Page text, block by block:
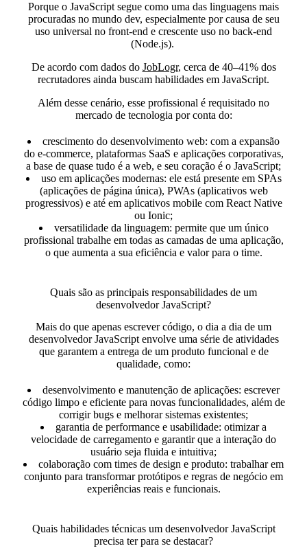
Porque o JavaScript segue como uma das linguagens mais
procuradas no mundo dev, especialmente por causa de seu
uso universal no front-end e crescente uso no back-end
(Node.js).
De acordo com dados do JobLogr, cerca de 40–41% dos
recrutadores ainda buscam habilidades em JavaScript.
Além desse cenário, esse profissional é requisitado no
mercado de tecnologia por conta do:
crescimento do desenvolvimento web: com a expansão
do e-commerce, plataformas SaaS e aplicações corporativas,
a base de quase tudo é a web, e seu coração é o JavaScript;
uso em aplicações modernas: ele está presente em SPAs
(aplicações de página única), PWAs (aplicativos web
progressivos) e até em aplicativos mobile com React Native
ou Ionic;
versatilidade da linguagem: permite que um único
profissional trabalhe em todas as camadas de uma aplicação,
o que aumenta a sua eficiência e valor para o time.
Quais são as principais responsabilidades de um
desenvolvedor JavaScript?
Mais do que apenas escrever código, o dia a dia de um
desenvolvedor JavaScript envolve uma série de atividades
que garantem a entrega de um produto funcional e de
qualidade, como:
desenvolvimento e manutenção de aplicações: escrever
código limpo e eficiente para novas funcionalidades, além de
corrigir bugs e melhorar sistemas existentes;
garantia de performance e usabilidade: otimizar a
velocidade de carregamento e garantir que a interação do
usuário seja fluida e intuitiva;
colaboração com times de design e produto: trabalhar em
conjunto para transformar protótipos e regras de negócio em
experiências reais e funcionais.
Quais habilidades técnicas um desenvolvedor JavaScript
precisa ter para se destacar?